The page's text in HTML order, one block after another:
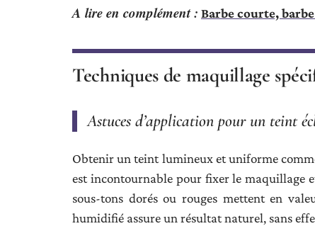
A lire en complément : Barbe courte,
Techniques de maquillage
Astuces d’application pour un teint
Obtenir un teint lumineux et uniforme
est incontournable pour fixer le maquillage
sous-tons dorés ou rouges mettent en
humidifié assure un résultat naturel, sans